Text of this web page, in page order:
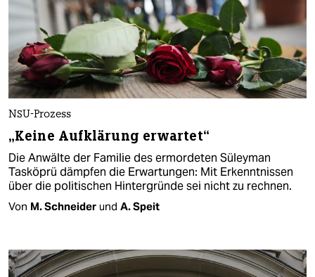
NSU-Prozess
„Keine Aufklärung erwartet“
Die Anwälte der Familie des ermordeten Süleyman
Tasköprü dämpfen die Erwartungen: Mit Erkenntnissen
über die politischen Hintergründe sei nicht zu rechnen.
Von M. Schneider und A. Speit